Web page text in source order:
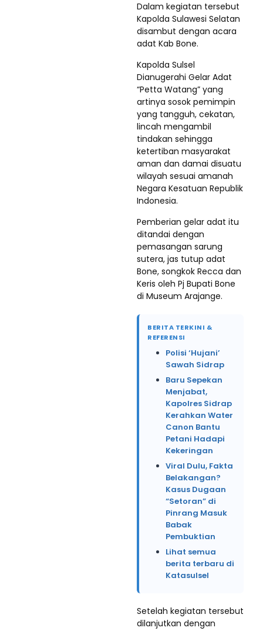
Dalam kegiatan tersebut
Kapolda Sulawesi Selatan
disambut dengan acara
adat Kab Bone.
Kapolda Sulsel
Dianugerahi Gelar Adat
“Petta Watang” yang
artinya sosok pemimpin
yang tangguh, cekatan,
lincah mengambil
tindakan sehingga
ketertiban masyarakat
aman dan damai disuatu
wilayah sesuai amanah
Negara Kesatuan Republik
Indonesia.
Pemberian gelar adat itu
ditandai dengan
pemasangan sarung
sutera, jas tutup adat
Bone, songkok Recca dan
Keris oleh Pj Bupati Bone
di Museum Arajange.
BERITA TERKINI &
REFERENSI
Polisi ‘Hujani’
Sawah Sidrap
Baru Sepekan
Menjabat,
Kapolres Sidrap
Kerahkan Water
Canon Bantu
Petani Hadapi
Kekeringan
Viral Dulu, Fakta
Belakangan?
Kasus Dugaan
“Setoran” di
Pinrang Masuk
Babak
Pembuktian
Lihat semua
berita terbaru di
Katasulsel
Setelah kegiatan tersebut
dilanjutkan dengan